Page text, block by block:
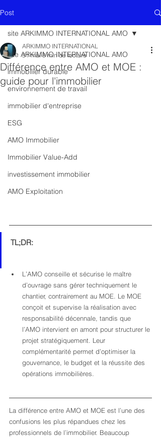
Post
site ARKIMMO INTERNATIONAL AMO
immobilier durable
environnement de travail
immobilier d'entreprise
ESG
AMO Immobilier
Immobilier Value-Add
investissement immobilier
AMO Exploitation
site ARKIMMO INTERNATIONAL AMO
Différence entre AMO et MOE :
guide pour l'immobilier
ARKIMMO INTERNATIONAL
31 mai 8 min de lecture
TL;DR:
L’AMO conseille et sécurise le maître
d’ouvrage sans gérer techniquement le
chantier, contrairement au MOE. Le MOE
conçoit et supervise la réalisation avec
responsabilité décennale, tandis que
l’AMO intervient en amont pour structurer le
projet stratégiquement. Leur
complémentarité permet d’optimiser la
gouvernance, le budget et la réussite des
opérations immobilières.
La différence entre AMO et MOE est l’une des
confusions les plus répandues chez les
professionnels de l’immobilier. Beaucoup